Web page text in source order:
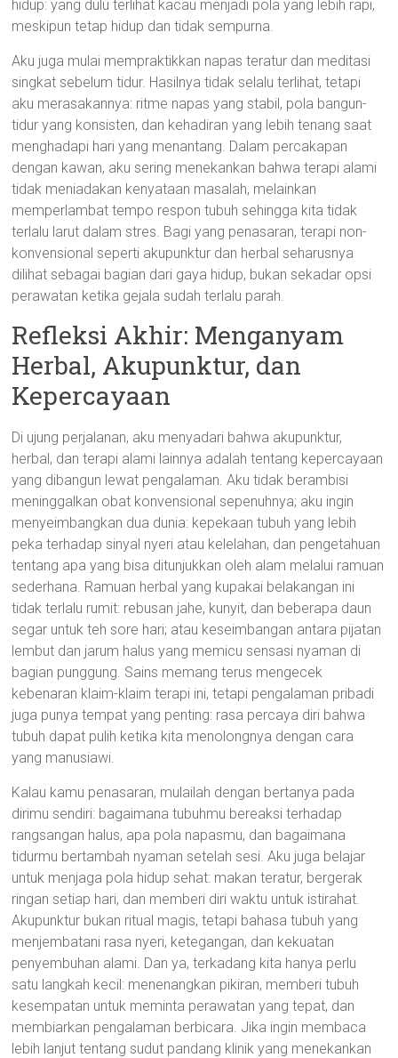
hidup: yang dulu terlihat kacau menjadi pola yang lebih rapi,
meskipun tetap hidup dan tidak sempurna.
Aku juga mulai mempraktikkan napas teratur dan meditasi
singkat sebelum tidur. Hasilnya tidak selalu terlihat, tetapi
aku merasakannya: ritme napas yang stabil, pola bangun-
tidur yang konsisten, dan kehadiran yang lebih tenang saat
menghadapi hari yang menantang. Dalam percakapan
dengan kawan, aku sering menekankan bahwa terapi alami
tidak meniadakan kenyataan masalah, melainkan
memperlambat tempo respon tubuh sehingga kita tidak
terlalu larut dalam stres. Bagi yang penasaran, terapi non-
konvensional seperti akupunktur dan herbal seharusnya
dilihat sebagai bagian dari gaya hidup, bukan sekadar opsi
perawatan ketika gejala sudah terlalu parah.
Refleksi Akhir: Menganyam
Herbal, Akupunktur, dan
Kepercayaan
Di ujung perjalanan, aku menyadari bahwa akupunktur,
herbal, dan terapi alami lainnya adalah tentang kepercayaan
yang dibangun lewat pengalaman. Aku tidak berambisi
meninggalkan obat konvensional sepenuhnya; aku ingin
menyeimbangkan dua dunia: kepekaan tubuh yang lebih
peka terhadap sinyal nyeri atau kelelahan, dan pengetahuan
tentang apa yang bisa ditunjukkan oleh alam melalui ramuan
sederhana. Ramuan herbal yang kupakai belakangan ini
tidak terlalu rumit: rebusan jahe, kunyit, dan beberapa daun
segar untuk teh sore hari; atau keseimbangan antara pijatan
lembut dan jarum halus yang memicu sensasi nyaman di
bagian punggung. Sains memang terus mengecek
kebenaran klaim-klaim terapi ini, tetapi pengalaman pribadi
juga punya tempat yang penting: rasa percaya diri bahwa
tubuh dapat pulih ketika kita menolongnya dengan cara
yang manusiawi.
Kalau kamu penasaran, mulailah dengan bertanya pada
dirimu sendiri: bagaimana tubuhmu bereaksi terhadap
rangsangan halus, apa pola napasmu, dan bagaimana
tidurmu bertambah nyaman setelah sesi. Aku juga belajar
untuk menjaga pola hidup sehat: makan teratur, bergerak
ringan setiap hari, dan memberi diri waktu untuk istirahat.
Akupunktur bukan ritual magis, tetapi bahasa tubuh yang
menjembatani rasa nyeri, ketegangan, dan kekuatan
penyembuhan alami. Dan ya, terkadang kita hanya perlu
satu langkah kecil: menenangkan pikiran, memberi tubuh
kesempatan untuk meminta perawatan yang tepat, dan
membiarkan pengalaman berbicara. Jika ingin membaca
lebih lanjut tentang sudut pandang klinik yang menekankan